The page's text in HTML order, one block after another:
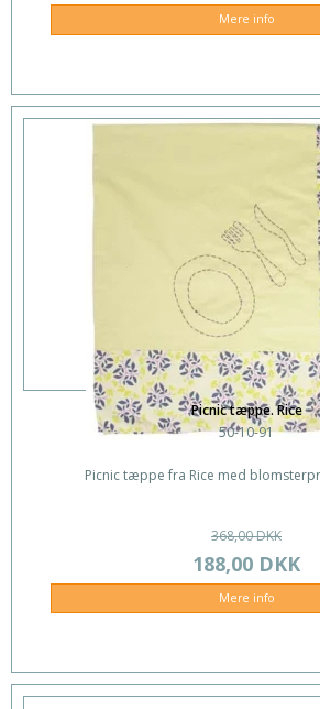
Mere info
Picnic tæppe. Rice
50-10-91
Picnic tæppe fra Rice med
368,00 DKK
188,00 DKK
Mere info